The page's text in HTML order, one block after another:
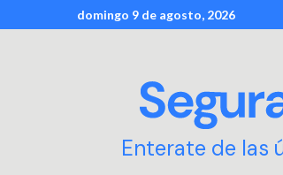
to
domingo 9 de agosto, 2026
Enterate de las